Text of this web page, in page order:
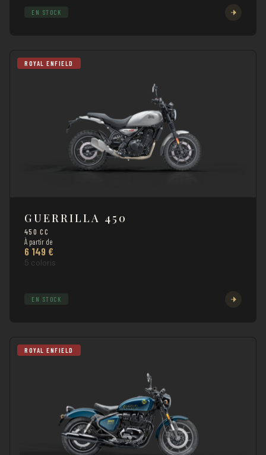
EN STOCK
ROYAL ENFIELD
GUERRILLA 450
450 CC
À partir de
6 149 €
5 coloris
EN STOCK
ROYAL ENFIELD